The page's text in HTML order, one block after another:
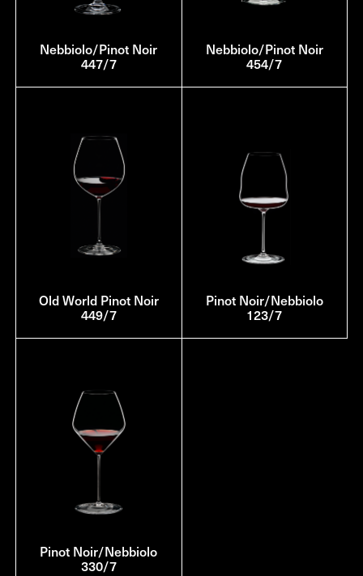
Nebbiolo/Pinot Noir
447/7
Nebbiolo/Pinot Noir
454/7
Old World Pinot Noir
449/7
Pinot Noir/Nebbiolo
123/7
Pinot Noir/Nebbiolo
330/7